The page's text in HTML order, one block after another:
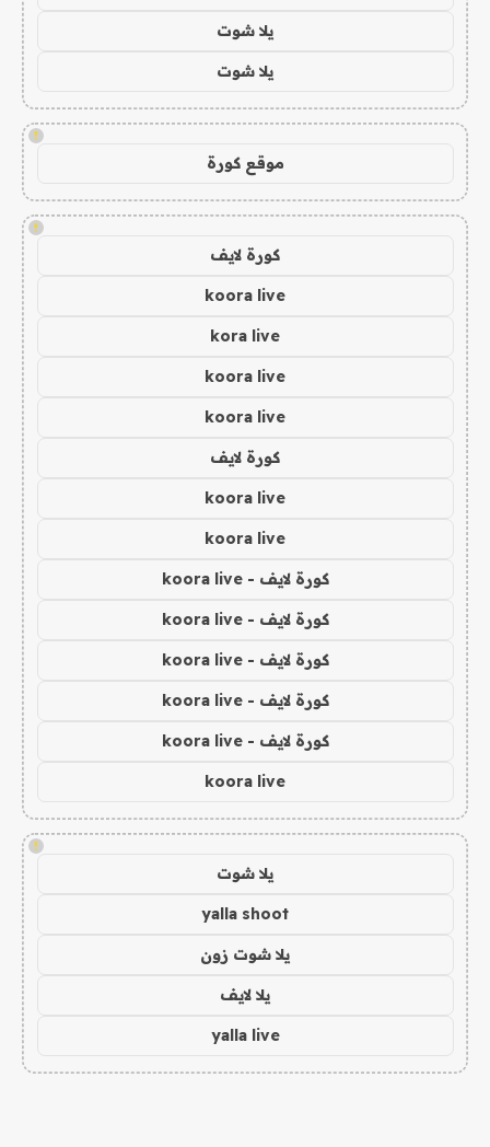
يلا شوت
يلا شوت
!
موقع كورة
!
كورة لايف
koora live
kora live
koora live
koora live
كورة لايف
koora live
koora live
كورة لايف - koora live
كورة لايف - koora live
كورة لايف - koora live
كورة لايف - koora live
كورة لايف - koora live
koora live
!
يلا شوت
yalla shoot
يلا شوت زون
يلا لايف
yalla live